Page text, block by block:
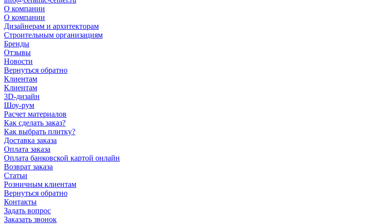
О компании
О компании
Дизайнерам и архитекторам
Строительным организациям
Бренды
Отзывы
Новости
Вернуться обратно
Клиентам
Клиентам
3D-дизайн
Шоу-рум
Расчет материалов
Как сделать заказ?
Как выбрать плитку?
Доставка заказа
Оплата заказа
Оплата банковской картой онлайн
Возврат заказа
Статьи
Розничным клиентам
Вернуться обратно
Контакты
Задать вопрос
Заказать звонок